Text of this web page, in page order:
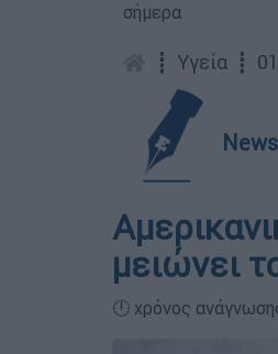
σήμερα
┋ Υγεία ┋
μειώνει
🕛 χρόνος